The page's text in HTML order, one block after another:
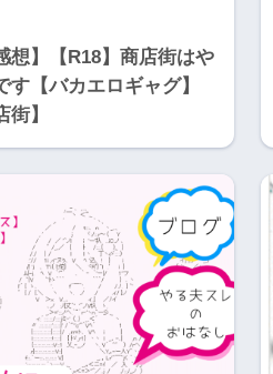
想】【R18】商店街はや
【バカエロギャグ】
街】